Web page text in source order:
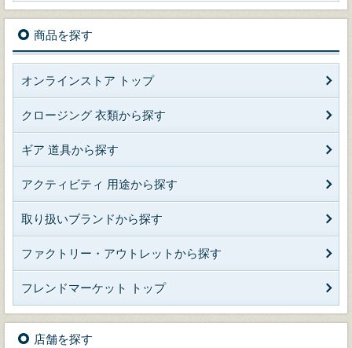
商品を探す
オンラインストア トップ
クロージング 衣類から探す
ギア 道具から探す
アクティビティ 用途から探す
取り扱いブランドから探す
ファクトリー・アウトレットから探す
フレンドマーケット トップ
店舗を探す